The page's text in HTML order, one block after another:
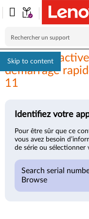
Skip to content
Comment
démarrage
11
Identifiez votre
Pour être sûr que ce
vous avez besoin
de série ou sélectionner
Search serial
Browse